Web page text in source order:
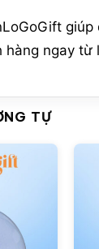
giúp
hàng ngay từ
TỰ